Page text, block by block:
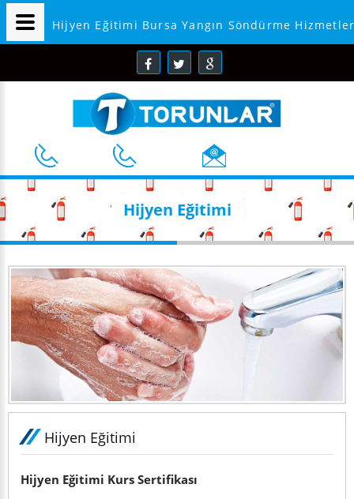
Hijyen Eğitimi
Hijyen Eğitimi
Hijyen Eğitimi Kurs Sertifikası
Hijyen Eğitimi Bursa Yangın Söndürme